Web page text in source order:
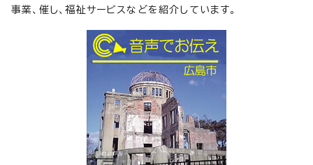
事業、催し、福祉サービスなどを紹介しています。